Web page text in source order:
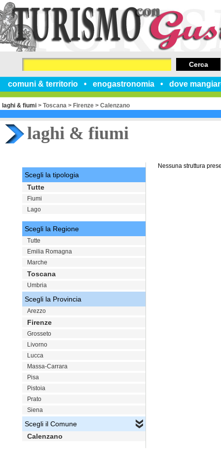
comuni & territorio enogastronomia dove
Cerca
laghi & fiumi > Toscana > Firenze > Calenzano
laghi & fiumi
Nessuna struttura
Scegli la tipologia
Tutte
Fiumi
Lago
Scegli la Regione
Tutte
Emilia Romagna
Marche
Toscana
Umbria
Scegli la Provincia
Arezzo
Firenze
Grosseto
Livorno
Lucca
Massa-Carrara
Pisa
Pistoia
Prato
Siena
Scegli il Comune
Calenzano